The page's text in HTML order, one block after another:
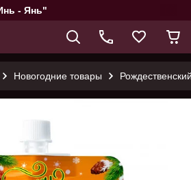
- Янь"
Новогодние товары